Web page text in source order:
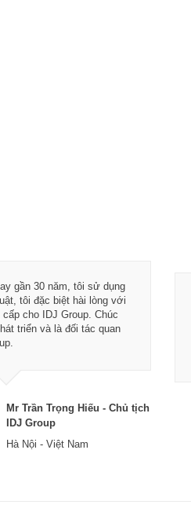
gần 30 năm, tôi sử dụng
tôi đặc biệt hài lòng với
cho IDJ Group. Chúc
triển và là đối tác quan
Mr Trần Trọng Hiếu - Chủ tịch
IDJ Group
Hà Nội - Việt Nam